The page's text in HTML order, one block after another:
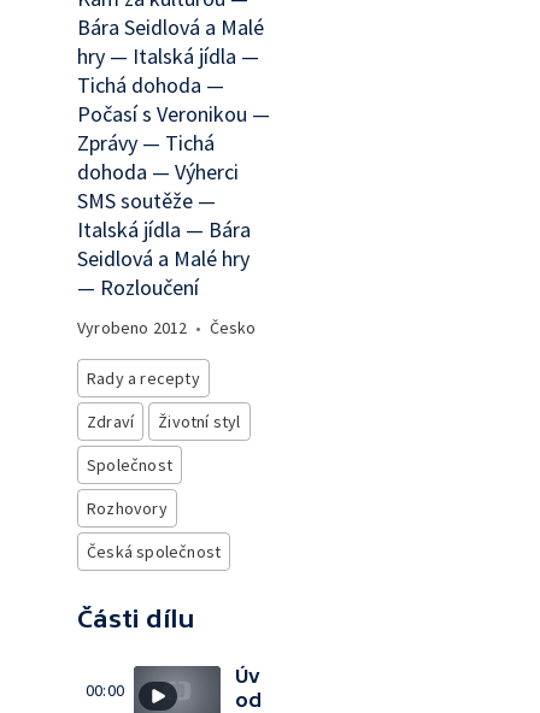
Bára Seidlová a Malé
hry — Italská jídla —
Tichá dohoda —
Počasí s Veronikou —
Zprávy — Tichá
dohoda — Výherci
SMS soutěže —
Italská jídla — Bára
Seidlová a Malé hry
— Rozloučení
Vyrobeno 2012 • Česko
Rady a recepty
Zdraví
Životní styl
Společnost
Rozhovory
Česká společnost
Části dílu
00:00
Úv
od